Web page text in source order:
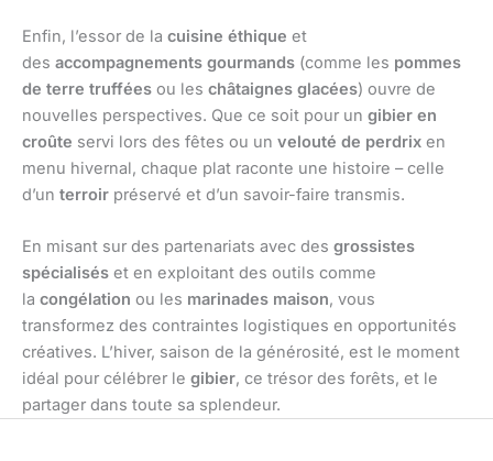
Enfin, l’essor de la cuisine éthique et
des accompagnements gourmands (comme les pommes
de terre truffées ou les châtaignes glacées) ouvre de
nouvelles perspectives. Que ce soit pour un gibier en
croûte servi lors des fêtes ou un velouté de perdrix en
menu hivernal, chaque plat raconte une histoire – celle
d’un terroir préservé et d’un savoir-faire transmis.
En misant sur des partenariats avec des grossistes
spécialisés et en exploitant des outils comme
la congélation ou les marinades maison, vous
transformez des contraintes logistiques en opportunités
créatives. L’hiver, saison de la générosité, est le moment
idéal pour célébrer le gibier, ce trésor des forêts, et le
partager dans toute sa splendeur.